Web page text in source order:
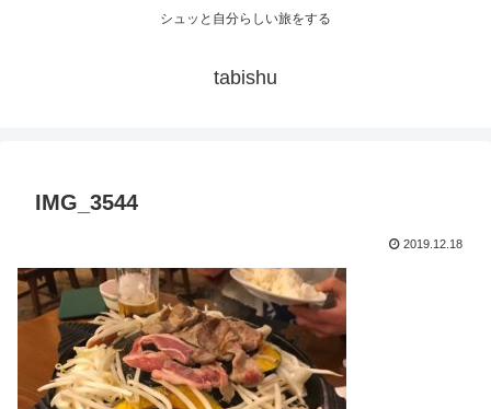
シュッと自分らしい旅をする
tabishu
IMG_3544
2019.12.18